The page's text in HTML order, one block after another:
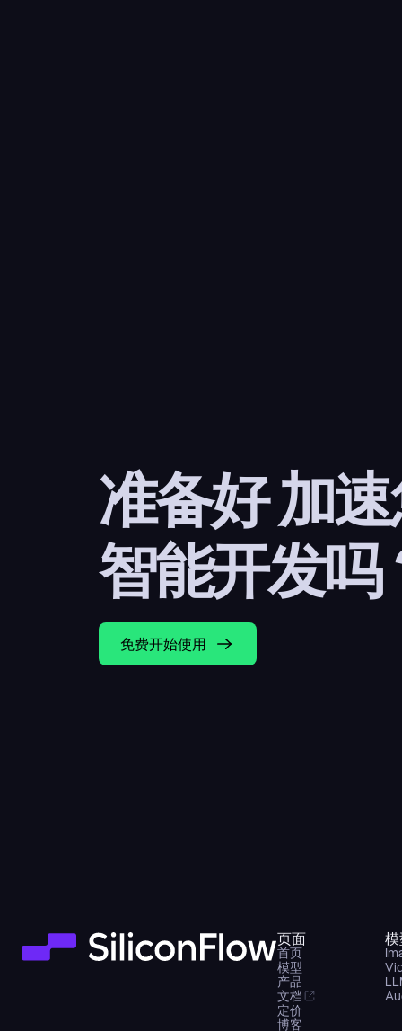
准备好 加
智能开发吗
免费开始使用
页面
首页
模型
产品
文档
定价
博客